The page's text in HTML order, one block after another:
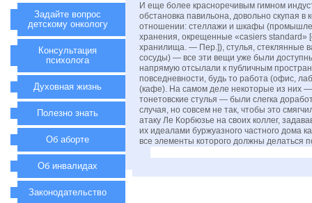
И еще более красноречивым гимном
обстановка павильона, довольно скупая в
отношении: стеллажи и шкафы
хранения, окрещенные «casiers standard»
хранилища. — Пер.]), стулья, стеклянные
сосуды) — все эти вещи уже были
напрямую отсылали к публичным
повседневности, будь то работа (офис,
(кафе). На самом деле некоторые из них —
тонетовские стулья — были слегка
случая, но совсем не так, чтобы это
атаку Ле Корбюзье на своих коллег,
их идеалами буржуазного частного дома
все элементы которого должны делаться
Задайте вопрос
детскому онкологу
Консультация
психолога
Духовная жизнь
Полезно знать
Об аборте
Об инвалидах
Законодательство